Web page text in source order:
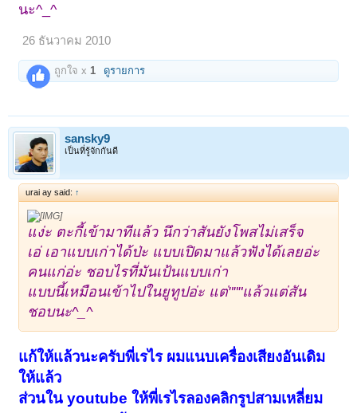
นะ^_^
26 ธันวาคม 2010
ถูกใจ x 1 ดูรายการ
sansky9
เป็นที่รู้จักกันดี
urai ay said: ↑
แง่ะ ตะกี้เข้ามาทีแล้ว นึกว่าสันยังโพสไม่เสร็จ
เอ่ เอาแบบเก่าได้ป่ะ แบบเปิดมาแล้วฟังได้เลยอ่ะ
คนแก่อ่ะ ชอบไรที่มันเป้นแบบเก่า
แบบนี้เหมือนเข้าไปในยูทูปอ่ะ แต่"""แล้วแต่สัน
ชอบนะ^_^
แก้ให้แล้วนะครับพี่เรไร ผมแนบเครื่องเสียงอันเดิม
ให้แล้ว
ส่วนใน youtube ให้พี่เรไรลองคลิกรูปสามเหลี่ยม